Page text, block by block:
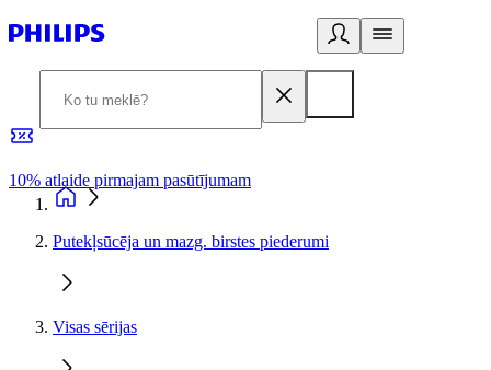
10% atlaide pirmajam pasūtījumam
Putekļsūcēja un mazg. birstes piederumi
Visas sērijas